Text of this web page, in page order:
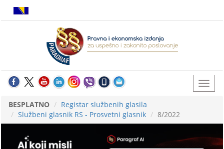
BESPLATNO
Registar službenih glasila
Službeni glasnik RS - Prosvetni glasnik
8/2022